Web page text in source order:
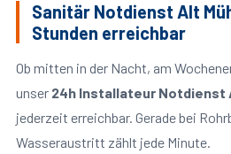
Sanitär Notdienst Alt
Stunden erreichbar
Ob mitten in der Nacht, am
unser 24h Installateur Notdienst
jederzeit erreichbar. Gerade bei
Wasseraustritt zählt jede Minute.